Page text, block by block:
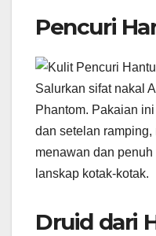
Pencuri
Salurkan sifat nakal
Phantom. Pakaian
dan setelan
menawan dan
lanskap kotak-kotak.
Druid dari